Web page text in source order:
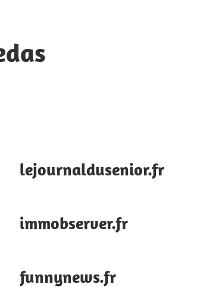
lejournaldusenior.fr
immobserver.fr
funnynews.fr